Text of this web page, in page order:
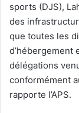
sports (DJS),
des
que toutes les
d’hébergement
délégations
conformément
rapporte l’APS.